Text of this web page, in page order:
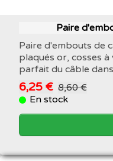
Paire
Paire d'embouts de
plaqués or, cosses
parfait du câble
6,25 € 8,60 €
En stock